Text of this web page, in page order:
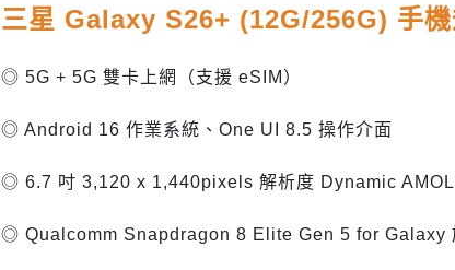
三星 Galaxy S26+ (12G/256G) 手
◎ 5G + 5G 雙卡上網（支援 eSIM）
◎ Android 16 作業系統、One UI 8.5 操作介面
◎ 6.7 吋 3,120 x 1,440pixels 解析度 Dynamic
◎ Qualcomm Snapdragon 8 Elite Gen 5 for Galaxy